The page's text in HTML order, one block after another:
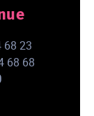
68 23
68 68